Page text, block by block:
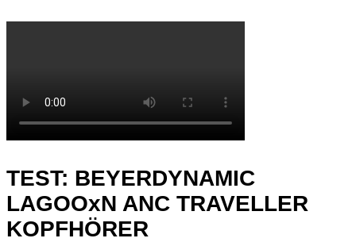
TEST: BEYERDYNAMIC
LAGOOxN ANC TRAVELLER
KOPFHÖRER